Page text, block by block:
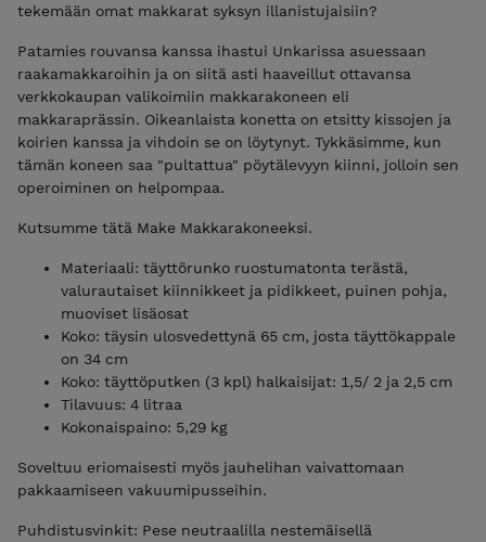
tekemään omat makkarat syksyn illanistujaisiin?
Patamies rouvansa kanssa ihastui Unkarissa asuessaan
raakamakkaroihin ja on siitä asti haaveillut ottavansa
verkkokaupan valikoimiin makkarakoneen eli
makkaraprässin. Oikeanlaista konetta on etsitty kissojen ja
koirien kanssa ja vihdoin se on löytynyt. Tykkäsimme, kun
tämän koneen saa "pultattua" pöytälevyyn kiinni, jolloin sen
operoiminen on helpompaa.
Kutsumme tätä Make Makkarakoneeksi.
Materiaali: täyttörunko ruostumatonta terästä,
valurautaiset kiinnikkeet ja pidikkeet, puinen pohja,
muoviset lisäosat
Koko: täysin ulosvedettynä 65 cm, josta täyttökappale
on 34 cm
Koko: täyttöputken (3 kpl) halkaisijat: 1,5/ 2 ja 2,5 cm
Tilavuus: 4 litraa
Kokonaispaino: 5,29 kg
Soveltuu eriomaisesti myös jauhelihan vaivattomaan
pakkaamiseen vakuumipusseihin.
Puhdistusvinkit: Pese neutraalilla nestemäisellä